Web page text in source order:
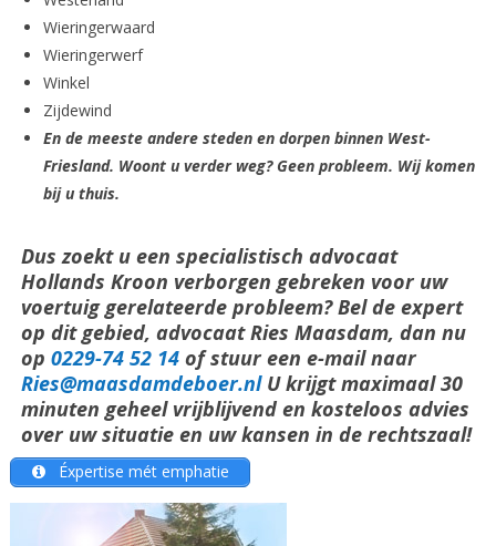
Wieringerwaard
Wieringerwerf
Winkel
Zijdewind
En de meeste andere steden en dorpen binnen West-
Friesland. Woont u verder weg? Geen probleem. Wij komen
bij u thuis.
Dus zoekt u een specialistisch advocaat
Hollands Kroon verborgen gebreken voor uw
voertuig gerelateerde probleem? Bel de expert
op dit gebied, advocaat Ries Maasdam, dan nu
op 0229-74 52 14of stuur een e-mail naar
Ries@maasdamdeboer.nl U krijgt maximaal 30
minuten geheel vrijblijvend en kosteloos advies
over uw situatie en uw kansen in de rechtszaal!
Éxpertise mét emphatie